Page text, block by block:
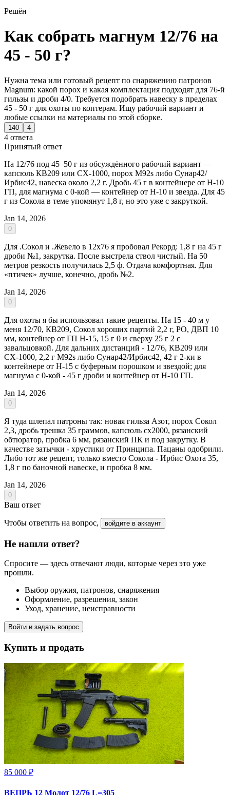
Решён
Как собрать магнум 12/76 на
45 - 50 г?
Нужна тема или готовый рецепт по снаряжению патронов
Magnum: какой порох и какая комплектация подходят для 76-й
гильзы и дроби 4/0. Требуется подобрать навеску в пределах
45 - 50 г для охоты по коптерам. Ищу рабочий вариант и
любые ссылки на материалы по этой сборке.
140 4
4 ответа
Принятый ответ
На 12/76 под 45–50 г из обсуждённого рабочий вариант —
капсюль КВ209 или СХ-1000, порох M92s либо Сунар42/
Ирбис42, навеска около 2,2 г. Дробь 45 г в контейнере от Н-10
ГП, для магнума с 0-кой — контейнер от Н-10 и звезда. Для 45
г из Сокола в теме упомянут 1,8 г, но это уже с закруткой.
Jan 14, 2026
0
Для .Сокол и .Жевело в 12х76 я пробовал Рекорд: 1,8 г на 45 г
дроби №1, закрутка. После выстрела ствол чистый. На 50
метров резкость получилась 2,5 ф. Отдача комфортная. Для
«птичек» лучше, конечно, дробь №2.
Jan 14, 2026
0
Для охоты я бы использовал такие рецепты. На 15 - 40 м у
меня 12/70, КВ209, Сокол хороших партий 2,2 г, РО, ДВП 10
мм, контейнер от ГП Н-15, 15 г 0 и сверху 25 г 2 с
завальцовкой. Для дальних дистанций - 12/76, КВ209 или
СХ-1000, 2,2 г M92s либо Сунар42/Ирбис42, 42 г 2-ки в
контейнере от Н-15 с буферным порошком и звездой; для
магнума с 0-кой - 45 г дроби и контейнер от Н-10 ГП.
Jan 14, 2026
0
Я туда шлепал патроны так: новая гильза Азот, порох Сокол
2,3, дробь трешка 35 граммов, капсюль сх2000, рязанский
обтюратор, пробка 6 мм, рязанский ПК и под закрутку. В
качестве затычки - хрустики от Принципа. Пацаны одобрили.
Либо тот же рецепт, только вместо Сокола - Ирбис Охота 35,
1,8 г по баночной навеске, и пробка 8 мм.
Jan 14, 2026
0
Ваш ответ
Чтобы ответить на вопрос, войдите в аккаунт
Не нашли ответ?
Спросите — здесь отвечают люди, которые через это уже
прошли.
Выбор оружия, патронов, снаряжения
Оформление, разрешения, закон
Уход, хранение, неисправности
Войти и задать вопрос
Купить и продать
85 000 ₽
ВЕПРЬ 12 Молот 12/76 L=305